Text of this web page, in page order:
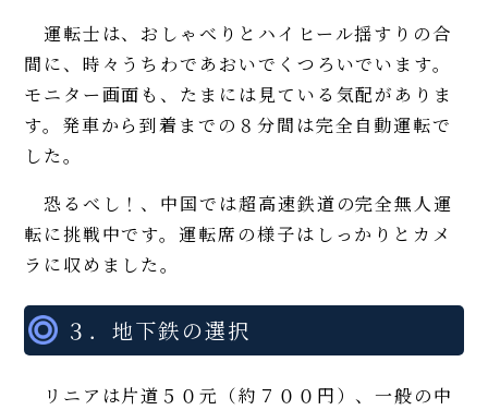
運転士は、おしゃべりとハイヒール揺すりの合
間に、時々うちわであおいでくつろいでいます。
モニター画面も、たまには見ている気配がありま
す。発車から到着までの８分間は完全自動運転で
した。
恐るべし！、中国では超高速鉄道の完全無人運
転に挑戦中です。運転席の様子はしっかりとカメ
ラに収めました。
３．地下鉄の選択
リニアは片道５０元（約７００円）、一般の中